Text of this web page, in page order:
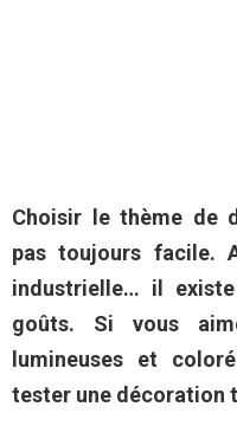
Choisir le thème de
pas toujours facile.
industrielle… il
goûts. Si vous
lumineuses et
tester une décoration